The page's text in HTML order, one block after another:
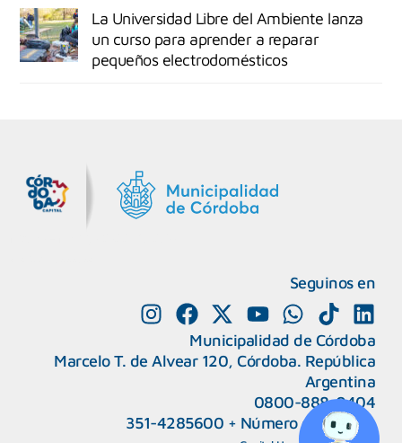
La Universidad Libre del Ambiente lanza
un curso para aprender a reparar
pequeños electrodomésticos
Seguinos en
Municipalidad de Córdoba
Marcelo T. de Alvear 120, Córdoba. República
Argentina
0800-888-0404
351-4285600 + Número de interno
CAPeM – Centro de Atención a Personas Migrantes y Refugiadas.